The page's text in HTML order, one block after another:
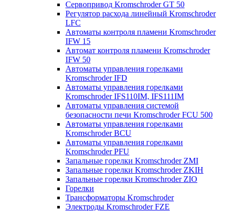
Cервопривод Kromschroder GT 50
Регулятор расхода линейный Kromschroder
LFC
Автоматы контроля пламени Kromschroder
IFW 15
Автомат контроля пламени Kromschroder
IFW 50
Автоматы управления горелками
Kromschroder IFD
Автоматы управления горелками
Kromschroder IFS110IM, IFS111IM
Автоматы управления системой
безопасности печи Kromschroder FCU 500
Автоматы управления горелками
Kromschroder BCU
Автоматы управления горелками
Kromschroder PFU
Запальные горелки Kromschroder ZМI
Запальные горелки Kromschroder ZKIH
Запальные горелки Kromschroder ZIO
Горелки
Трансформаторы Kromschroder
Электроды Kromschroder FZE